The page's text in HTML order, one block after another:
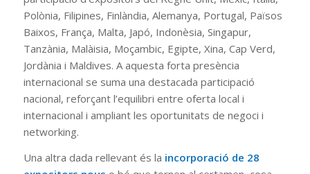
Polònia, Filipines, Finlàndia, Alemanya, Portugal, Països
Baixos, França, Malta, Japó, Indonèsia, Singapur,
Tanzània, Malàisia, Moçambic, Egipte, Xina, Cap Verd,
Jordània i Maldives. A aquesta forta presència
internacional se suma una destacada participació
nacional, reforçant l’equilibri entre oferta local i
internacional i ampliant les oportunitats de negoci i
networking.
Una altra dada rellevant és la incorporació de 28